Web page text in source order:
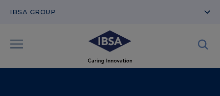
IBSA GROUP